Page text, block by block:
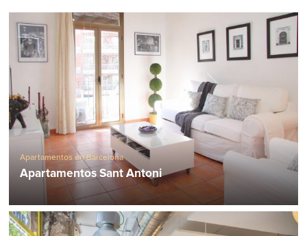
Apartamentos en Barcelona
Apartamentos Sant Antoni